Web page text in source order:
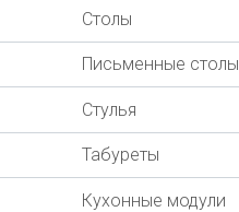
Столы
Письменные столы
Стулья
Табуреты
Кухонные модули